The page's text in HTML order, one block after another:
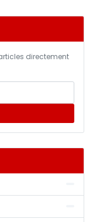
directement